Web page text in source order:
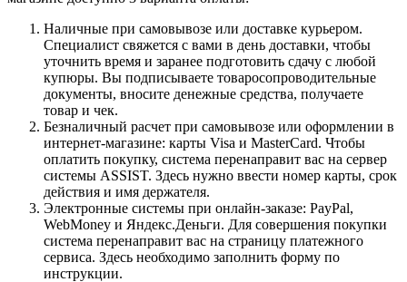
Наличные при самовывозе или доставке курьером.
Специалист свяжется с вами в день доставки, чтобы
уточнить время и заранее подготовить сдачу с любой
купюры. Вы подписываете товаросопроводительные
документы, вносите денежные средства, получаете
товар и чек.
Безналичный расчет при самовывозе или оформлении в
интернет-магазине: карты Visa и MasterCard. Чтобы
оплатить покупку, система перенаправит вас на сервер
системы ASSIST. Здесь нужно ввести номер карты, срок
действия и имя держателя.
Электронные системы при онлайн-заказе: PayPal,
WebMoney и Яндекс.Деньги. Для совершения покупки
система перенаправит вас на страницу платежного
сервиса. Здесь необходимо заполнить форму по
инструкции.